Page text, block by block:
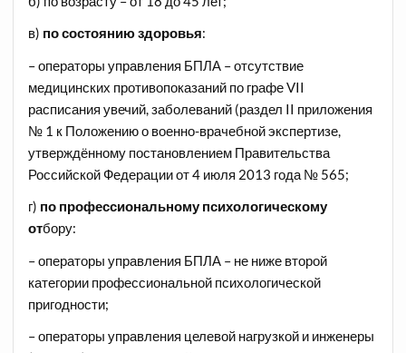
в) по состоянию здоровья:
– операторы управления БПЛА – отсутствие
медицинских противопоказаний по графе VII
расписания увечий, заболеваний (раздел II приложения
№ 1 к Положению о военно-врачебной экспертизе,
утверждённому постановлением Правительства
Российской Федерации от 4 июля 2013 года № 565;
г) по профессиональному психологическому
отбору:
– операторы управления БПЛА – не ниже второй
категории профессиональной психологической
пригодности;
– операторы управления целевой нагрузкой и инженеры